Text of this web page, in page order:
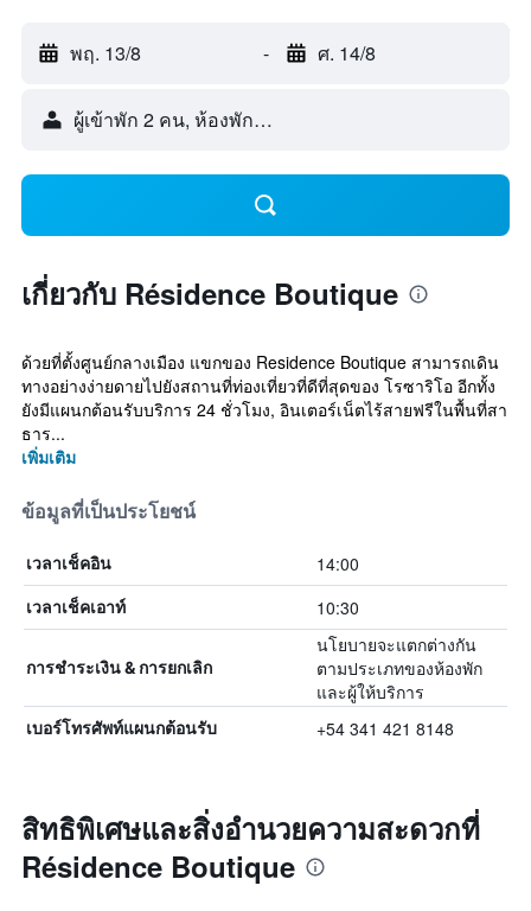
พฤ. 13/8 - ศ. 14/8
ผู้เข้าพัก 2 คน, ห้องพัก 1 ห้อง
เกี่ยวกับ Résidence Boutique
ด้วยที่ตั้งศูนย์กลางเมือง แขกของ Residence Boutique สามารถเดิน
ทางอย่างง่ายดายไปยังสถานที่ท่องเที่ยวที่ดีที่สุดของ โรซาริโอ อีกทั้ง
ยังมีแผนกต้อนรับบริการ 24 ชั่วโมง, อินเตอร์เน็ตไร้สายฟรีในพื้นที่สา
ธาร...
เพิ่มเติม
ข้อมูลที่เป็นประโยชน์
เวลาเช็คอิน 14:00
เวลาเช็คเอาท์ 10:30
การชำระเงิน & การยกเลิก
นโยบายจะแตกต่างกัน
ตามประเภทของห้องพัก
และผู้ให้บริการ
เบอร์โทรศัพท์แผนกต้อนรับ +54 341 421 8148
สิทธิพิเศษและสิ่งอำนวยความสะดวกที่
Résidence Boutique